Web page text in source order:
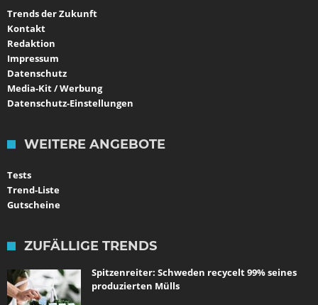
Trends der Zukunft
Kontakt
Redaktion
Impressum
Datenschutz
Media-Kit / Werbung
Datenschutz-Einstellungen
WEITERE ANGEBOTE
Tests
Trend-Liste
Gutscheine
ZUFÄLLIGE TRENDS
Spitzenreiter: Schweden recycelt 99% seines
produzierten Mülls